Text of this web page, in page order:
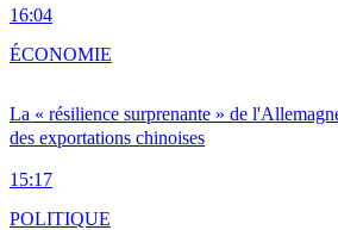
16:04
La « résilience surprenante » de
des exportations chinoises
15:17
ÉCONOMIE
POLITIQUE